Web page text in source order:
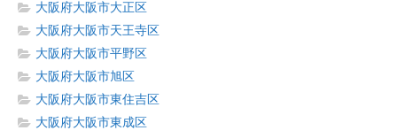
大阪府大阪市大正区
大阪府大阪市天王寺区
大阪府大阪市平野区
大阪府大阪市旭区
大阪府大阪市東住吉区
大阪府大阪市東成区